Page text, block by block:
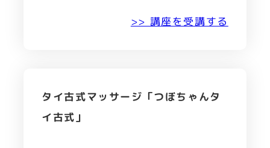
>> 講座を受講する
タイ古式マッサージ「つぼちゃんタ
イ古式」